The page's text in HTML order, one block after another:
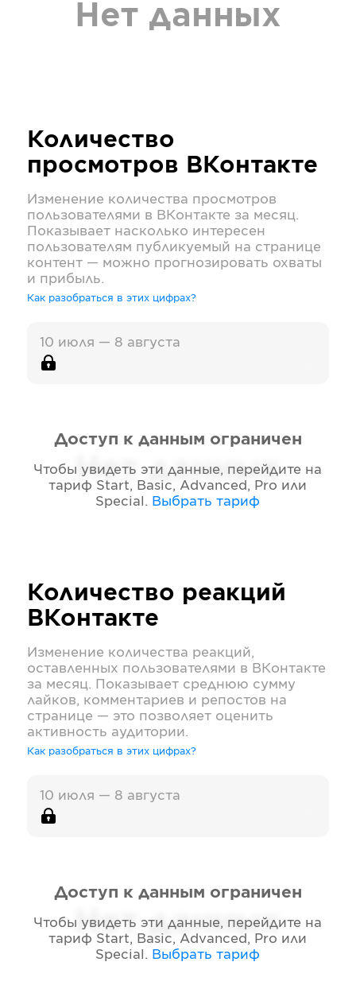
Нет данных
Количество
просмотров ВКонтакте
Изменение количества просмотров
пользователями в ВКонтакте за месяц.
Показывает насколько интересен
пользователям публикуемый на странице
контент — можно прогнозировать охваты
и прибыль.
Как разобраться в этих цифрах?
10 июля — 8 августа
Нет данных
Доступ к данным ограничен
Чтобы увидеть эти данные, перейдите на
тариф Start, Basic, Advanced, Pro или
Special . Выбрать тариф
Количество реакций
ВКонтакте
Изменение количества реакций,
оставленных пользователями в ВКонтакте
за месяц. Показывает среднюю сумму
лайков, комментариев и репостов на
странице — это позволяет оценить
активность аудитории.
Как разобраться в этих цифрах?
10 июля — 8 августа
Нет данных
Доступ к данным ограничен
Чтобы увидеть эти данные, перейдите на
тариф Start, Basic, Advanced, Pro или
Special . Выбрать тариф